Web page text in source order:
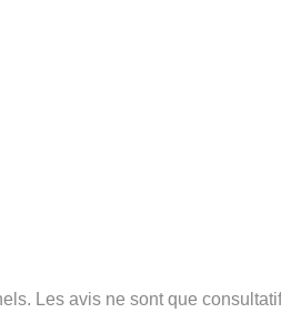
Les avis ne sont que